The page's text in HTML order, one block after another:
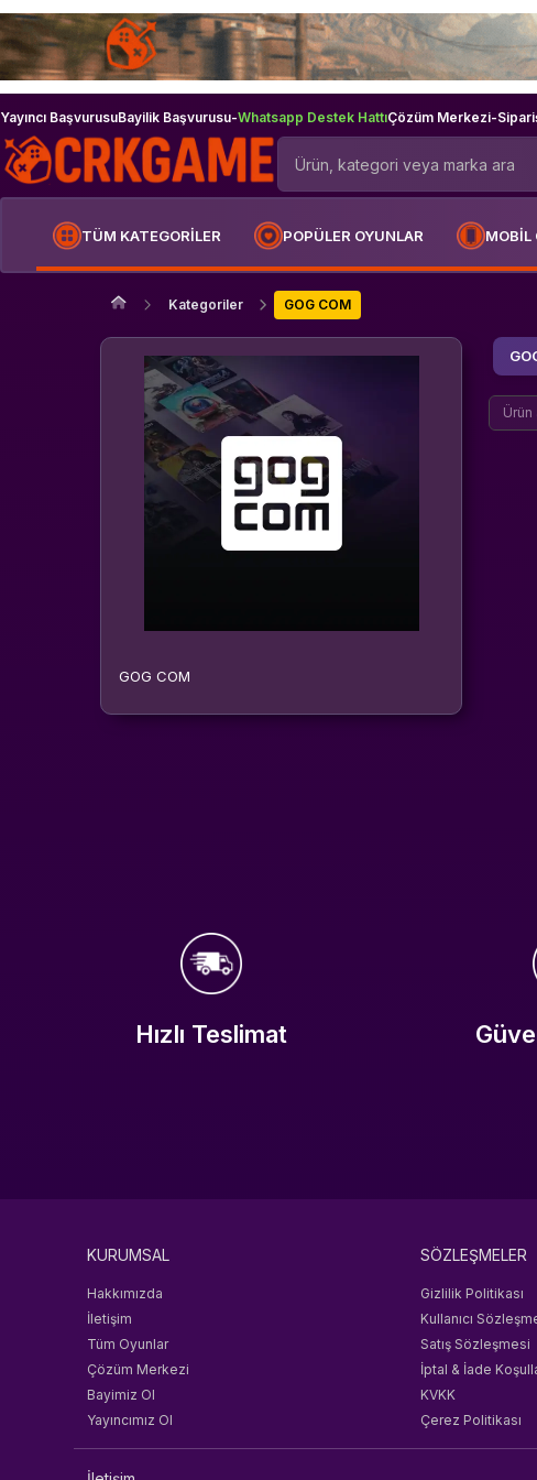
Yayıncı BaşvurusuBayilik Başvurusu-Whatsapp Destek HattıÇözüm Merkezi-
TÜM KATEGORİLER POPÜLER OYUNLAR MOBİL
Kategoriler GOG COM
GOG COM
Hızlı Teslimat
KURUMSAL
Hakkımızda
İletişim
Tüm Oyunlar
Çözüm Merkezi
Bayimiz Ol
Yayıncımız Ol
SÖZLEŞMELER
Gizlilik Politikası
Kullanıcı
Satış Sözleşmesi
İptal & İade
KVKK
Çerez Politikası